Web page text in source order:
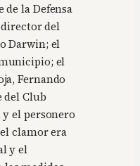
de la Defensa
del
Darwin; el
el
Fernando
del Club
el personero
clamor era
y el